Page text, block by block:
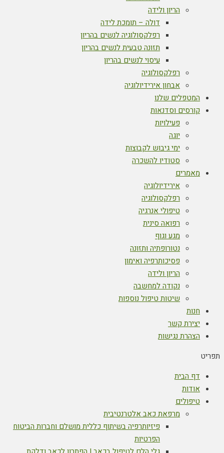
הריון ולידה
דולה – תומכת לידה
רפלקסולוגיה לנשים בהריון
תזונה טבעית לנשים בהריון
עיסוי לנשים בהריון
רפלקסולוגיה
אבחון אירידיולוגיה
המטפלים שלנו
קורסים וסדנאות
פעילויות
יוגה
ימי גיבוש לקבוצות
סטודיו להשכרה
מאמרים
אירידיולוגיה
רפלקסולוגיה
טיפולי אנרגיה
רפואה סינית
מגע וגוף
נטורופתיה ותזונה
פסיכותרפיה ואימון
הריון ולידה
נקודה למחשבה
שיטות טיפול נוספות
חנות
יצירת קשר
הצהרת נגישות
תפריט
דף הבית
אודות
טיפולים
מרפאת כאב אלטרנטיבית
פיזיותרפיה בשיתוף כללית מושלם וחברות הביטוח
הפרטיות